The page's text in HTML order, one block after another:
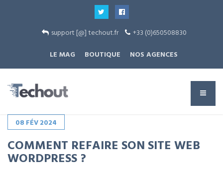
support [@] techout.fr
+33 (0)650508830
LE MAG
BOUTIQUE NOS AGENCES
08 FÉV2024
COMMENT REFAIRE SON SITE WEB
WORDPRESS ?